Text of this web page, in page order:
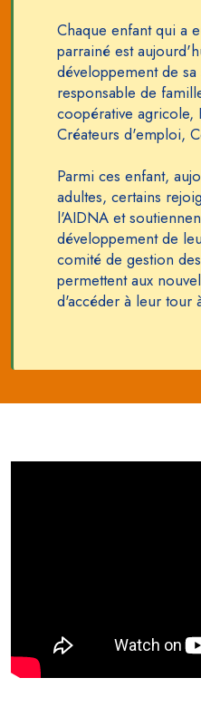
Chaque enfant qui a
parrainé est
développement de
responsable de
coopérative agricole,
Créateurs d'emploi,
Parmi ces enfant,
adultes, certains
l'AIDNA et
développement de
comité de gestion
permettent aux
d'accéder à leur tour